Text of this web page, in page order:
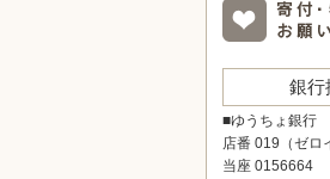
銀行
■ゆうちょ銀行
店番 019（ゼロ
当座 0156664